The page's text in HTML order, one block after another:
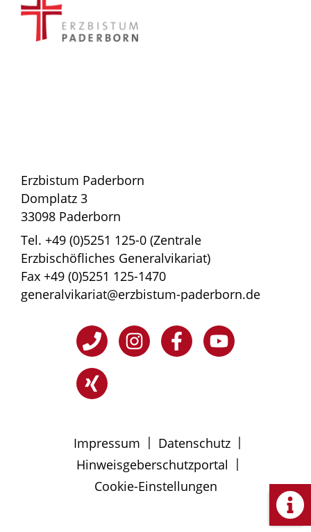
Erzbistum Paderborn
Domplatz 3
33098 Paderborn
Tel. +49 (0)5251 125-0 (Zentrale
Erzbischöfliches Generalvikariat)
Fax +49 (0)5251 125-1470
generalvikariat@erzbistum-paderborn.de
Impressum | Datenschutz |
Hinweisgeberschutzportal |
Cookie-Einstellungen